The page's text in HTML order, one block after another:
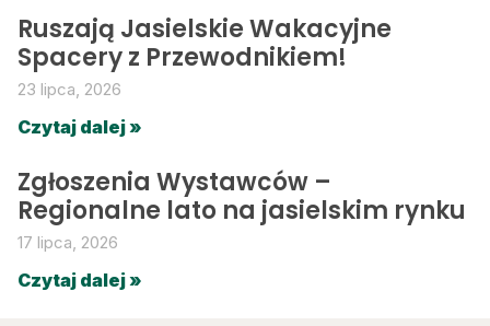
Ruszają Jasielskie Wakacyjne
Spacery z Przewodnikiem!
23 lipca, 2026
Czytaj dalej »
Zgłoszenia Wystawców –
Regionalne lato na jasielskim rynku
17 lipca, 2026
Czytaj dalej »